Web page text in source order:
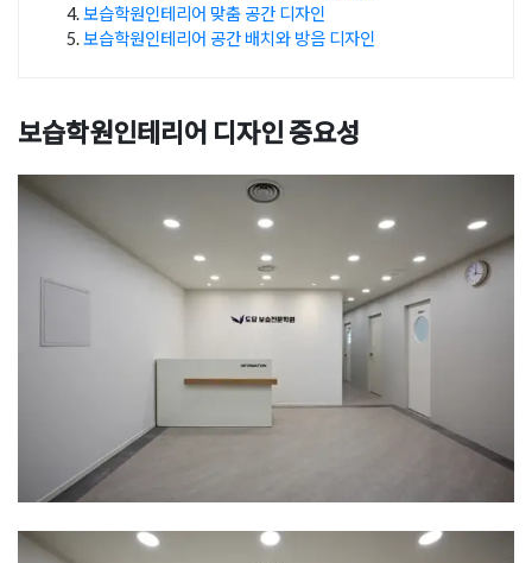
보습학원인테리어 맞춤 공간 디자인
보습학원인테리어 공간 배치와 방음 디자인
보습학원인테리어 디자인 중요성